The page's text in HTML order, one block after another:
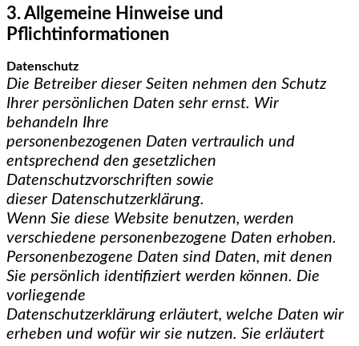
3. Allgemeine Hinweise und
Pflichtinformationen
Datenschutz
Die Betreiber dieser Seiten nehmen den Schutz
Ihrer persönlichen Daten sehr ernst. Wir
behandeln Ihre
personenbezogenen Daten vertraulich und
entsprechend den gesetzlichen
Datenschutzvorschriften sowie
dieser Datenschutzerklärung.
Wenn Sie diese Website benutzen, werden
verschiedene personenbezogene Daten erhoben.
Personenbezogene Daten sind Daten, mit denen
Sie persönlich identifiziert werden können. Die
vorliegende
Datenschutzerklärung erläutert, welche Daten wir
erheben und wofür wir sie nutzen. Sie erläutert